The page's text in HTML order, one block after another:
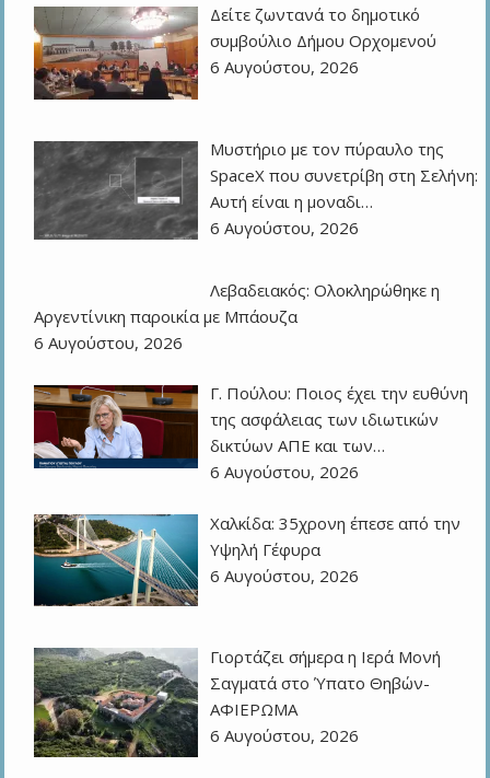
Δείτε ζωντανά το δημοτικό
συμβούλιο Δήμου Ορχομενού
6 Αυγούστου, 2026
Μυστήριο με τον πύραυλο της
SpaceX που συνετρίβη στη Σελήνη:
Αυτή είναι η μοναδι…
6 Αυγούστου, 2026
Λεβαδειακός: Ολοκληρώθηκε η
Αργεντίνικη παροικία με Μπάουζα
6 Αυγούστου, 2026
Γ. Πούλου: Ποιος έχει την ευθύνη
της ασφάλειας των ιδιωτικών
δικτύων ΑΠΕ και των…
6 Αυγούστου, 2026
Χαλκίδα: 35χρονη έπεσε από την
Υψηλή Γέφυρα
6 Αυγούστου, 2026
Γιορτάζει σήμερα η Ιερά Μονή
Σαγματά στο Ύπατο Θηβών-
ΑΦΙΕΡΩΜΑ
6 Αυγούστου, 2026